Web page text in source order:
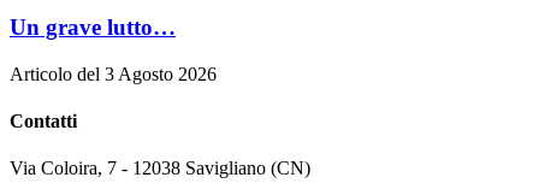
Un grave lutto…
Articolo del 3 Agosto 2026
Contatti
Via Coloira, 7 - 12038 Savigliano (CN)